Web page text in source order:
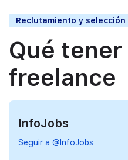
Reclutamiento y selección
Qué
freelance
InfoJobs
Seguir a @InfoJobs